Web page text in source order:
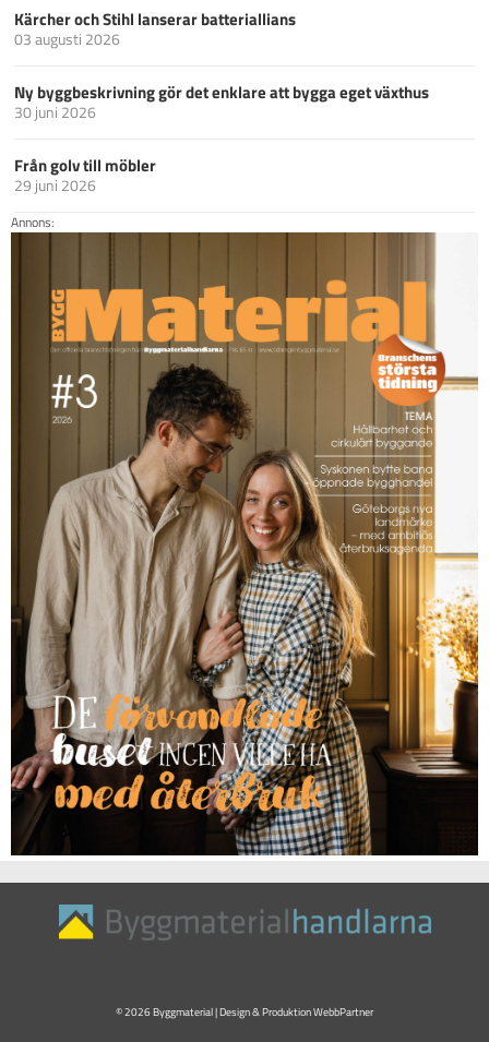
Kärcher och Stihl lanserar batteriallians
03 augusti 2026
Ny byggbeskrivning gör det enklare att bygga eget växthus
30 juni 2026
Från golv till möbler
29 juni 2026
Annons:
© 2026 Byggmaterial | Design & ProduktionWebbPartner